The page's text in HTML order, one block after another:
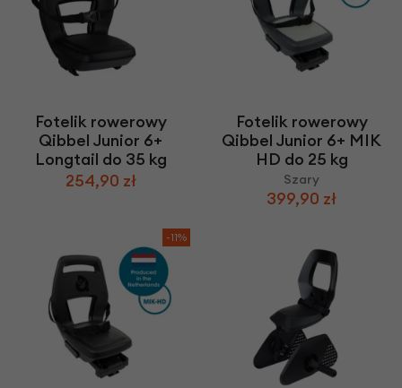
Fotelik rowerowy
Qibbel Junior 6+
Longtail do 35 kg
254,90 zł
Fotelik rowerowy
Qibbel Junior 6+ MIK
HD do 25 kg
Szary
399,90 zł
-11%